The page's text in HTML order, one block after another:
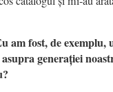
am fost, de
generației